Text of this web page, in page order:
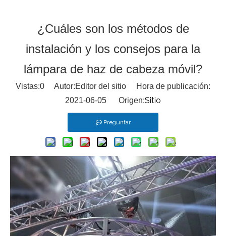
¿Cuáles son los métodos de
instalación y los consejos para la
lámpara de haz de cabeza móvil?
Vistas:0 Autor:Editor del sitio Hora de publicación:
2021-06-05 Origen:Sitio
Preguntar